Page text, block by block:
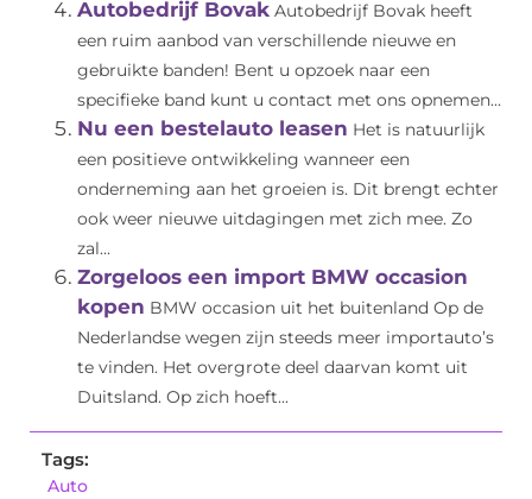
Autobedrijf Bovak Autobedrijf Bovak heeft
een ruim aanbod van verschillende nieuwe en
gebruikte banden! Bent u opzoek naar een
specifieke band kunt u contact met ons opnemen...
Nu een bestelauto leasen Het is natuurlijk
een positieve ontwikkeling wanneer een
onderneming aan het groeien is. Dit brengt echter
ook weer nieuwe uitdagingen met zich mee. Zo
zal...
Zorgeloos een import BMW occasion
kopen BMW occasion uit het buitenland Op de
Nederlandse wegen zijn steeds meer importauto’s
te vinden. Het overgrote deel daarvan komt uit
Duitsland. Op zich hoeft...
Tags:
Auto